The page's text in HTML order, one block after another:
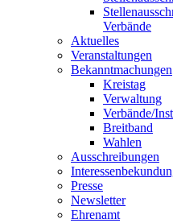
Verbände
Aktuelles
Veranstaltungen
Bekanntmachungen
Kreistag
Verwaltung
Verbände/
Breitband
Wahlen
Ausschreibungen
Presse
Newsletter
Ehrenamt